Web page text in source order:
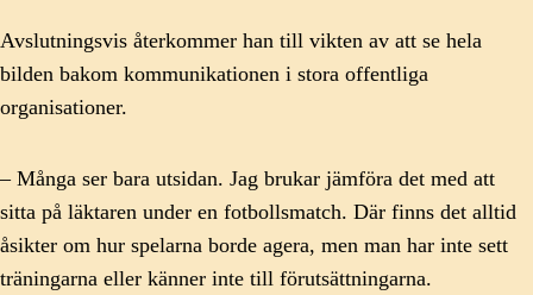
Avslutningsvis återkommer han till vikten av att se hela
bilden bakom kommunikationen i stora offentliga
organisationer.
– Många ser bara utsidan. Jag brukar jämföra det med att
sitta på läktaren under en fotbollsmatch. Där finns det alltid
åsikter om hur spelarna borde agera, men man har inte sett
träningarna eller känner inte till förutsättningarna.